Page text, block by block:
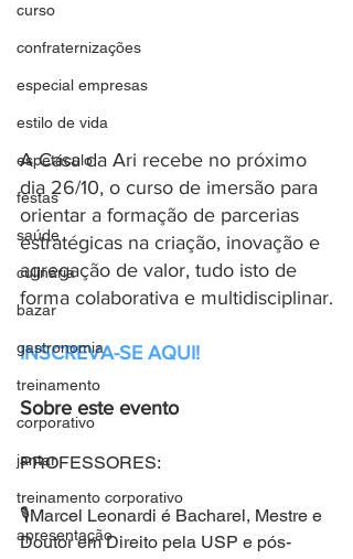
curso
confraternizações
especial empresas
estilo de vida
espetáculo
festas
saúde
culinária
bazar
gastronomia
treinamento
corporativo
jantar
treinamento corporativo
apresentação
A Casa da Ari recebe no próximo
dia 26/10, o curso de imersão para
orientar a formação de parcerias
estratégicas na criação, inovação e
agregação de valor, tudo isto de
forma colaborativa e multidisciplinar.
INSCREVA-SE AQUI!
Sobre este evento
PROFESSORES:
🎙Marcel Leonardi é Bacharel, Mestre e
Doutor em Direito pela USP e pós-